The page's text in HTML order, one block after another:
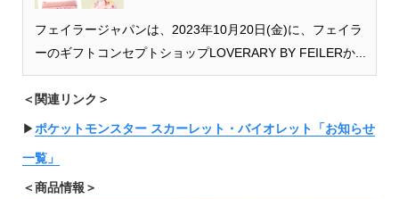
フェイラージャパンは、2023年10月20日(金)に、フェイラ
ーのギフトコンセプトショップLOVERARY BY FEILERか...
＜関連リンク＞
▶︎ ポケットモンスター スカーレット・バイオレット「お知らせ
一覧」
＜商品情報＞